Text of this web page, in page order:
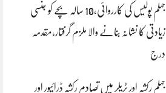
جہلم پولیس کی کارروائی،10 سالہ بچے کو جنسی
زیادتی کا نشانہ بنانے والا ملزم گرفتار،مقدمہ
درج
جہلم رکشہ اور ٹریلر میں تصادم رکشہ ڈرائیور اور